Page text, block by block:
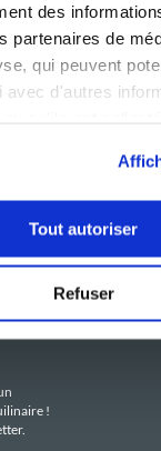
des
partenaires de
qui peuvent
avec d'autres
Tout autoriser
Refuser
C.G.U
Politique de
Utilisation
!